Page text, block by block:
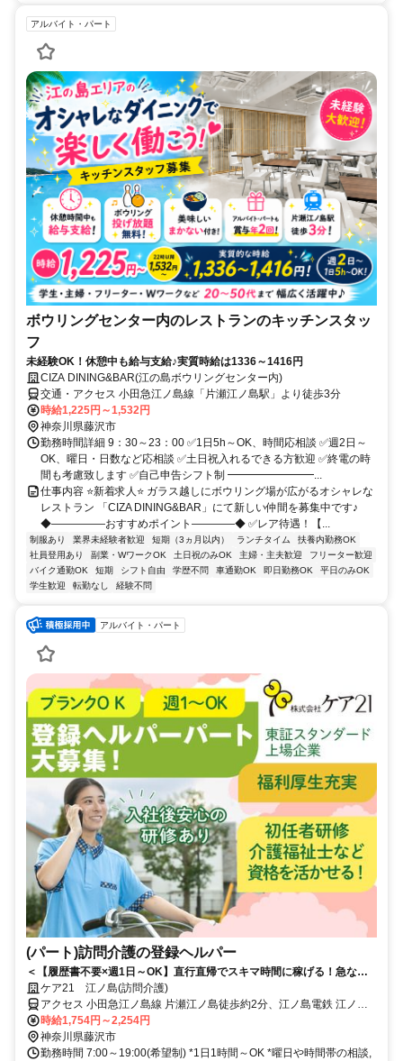
アルバイト・パート
ボウリングセンター内のレストランのキッチンスタッ
フ
未経験OK！休憩中も給与支給♪実質時給は1336～1416円
CIZA DINING&BAR(江の島ボウリングセンター内)
交通・アクセス 小田急江ノ島線「片瀬江ノ島駅」より徒歩3分
時給1,225円～1,532円
神奈川県藤沢市
勤務時間詳細 9：30～23：00 ✅1日5h～OK、時間応相談 ✅週2日～
OK、曜日・日数など応相談 ✅土日祝入れるできる方歓迎 ✅終電の時
間も考慮致します ✅自己申告シフト制 ━━━━━━━━...
仕事内容 ⭐新着求人⭐ ガラス越しにボウリング場が広がるオシャレな
レストラン 「CIZA DINING&BAR」にて新しい仲間を募集中です♪
◆―――――おすすめポイント――――◆ ✅レア待遇！【...
制服あり 業界未経験者歓迎 短期（3ヵ月以内） ランチタイム
扶養内勤務OK
社員登用あり
副業・WワークOK 土日祝のみOK 主婦・主夫歓迎
フリーター歓迎
バイク通勤OK
短期 シフト自由 学歴不問 車通勤OK 即日勤務OK
平日のみOK
学生歓迎
転勤なし 経験不問
アルバイト・パート
(パート)訪問介護の登録ヘルパー
＜【履歴書不要×週1日～OK】直行直帰でスキマ時間に稼げる！急なキ
ャンセルも手当有！定年無し！＞★履歴書の準備不要★未経験者OK！働
きやすいシフト制！急なキャンセルが発生した場合でも手当で給与を補
償！
ケア21 江ノ島(訪問介護)
アクセス 小田急江ノ島線 片瀬江ノ島徒歩約2分、江ノ島電鉄 江ノ島B
改札口徒歩約9分、湘南モノレール 湘南江の島出入口徒歩約11分 小
田急江ノ島線「片瀬江ノ島」駅から徒歩約2分
時給1,754円～2,254円
神奈川県藤沢市
勤務時間 7:00～19:00(希望制) *1日1時間～OK *曜日や時間帯の相談,